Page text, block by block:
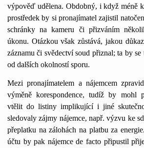
výpověď udělena. Obdobný, i když méně
prostředek by si pronajímatel zajistil
schránky na kameru či přizváním
úkonu. Otázkou však zůstává, jakou
záznamu či svědectví soud přiznal; ta by
od dalších okolností sporu.
Mezi pronajímatelem a nájemcem
výměně korespondence, tudíž by mohl
vtělit do listiny implikující i jiné
sledovaly zájmy nájemce, např. výzvu ke
přeplatku na zálohách na platbu za
účtu by pak nájemce de facto připustil